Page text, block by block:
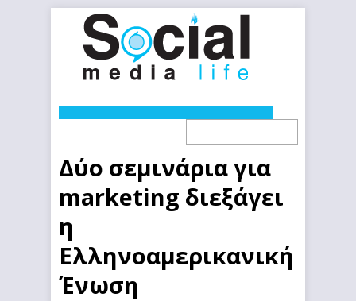
Δύο σεμινάρια για
marketing διεξάγει
η
Ελληνοαμερικανική
Ένωση